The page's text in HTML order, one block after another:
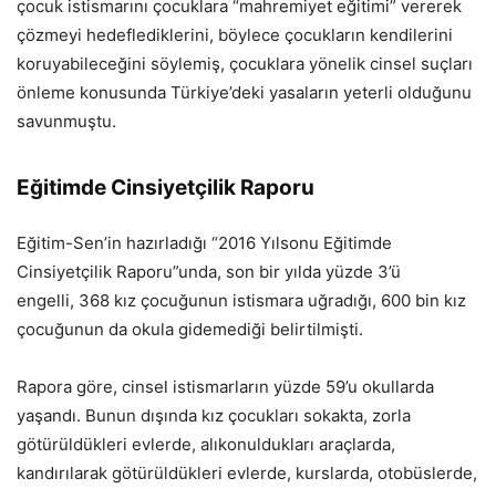
çocuk istismarını çocuklara “mahremiyet eğitimi” vererek
çözmeyi hedeflediklerini, böylece çocukların kendilerini
koruyabileceğini söylemiş, çocuklara yönelik cinsel suçları
önleme konusunda Türkiye’deki yasaların yeterli olduğunu
savunmuştu.
Eğitimde Cinsiyetçilik Raporu
Eğitim-Sen’in hazırladığı “2016 Yılsonu Eğitimde
Cinsiyetçilik Raporu”unda, son bir yılda yüzde 3’ü
engelli, 368 kız çocuğunun istismara uğradığı, 600 bin kız
çocuğunun da okula gidemediği belirtilmişti.
Rapora göre, cinsel istismarların yüzde 59’u okullarda
yaşandı. Bunun dışında kız çocukları sokakta, zorla
götürüldükleri evlerde, alıkonuldukları araçlarda,
kandırılarak götürüldükleri evlerde, kurslarda, otobüslerde,